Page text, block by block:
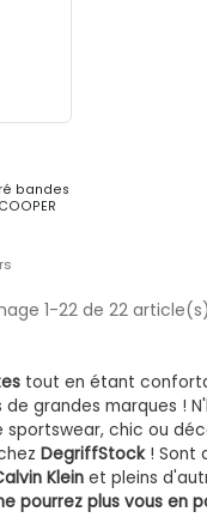
bandes
1-22 de 22 article(s)
tout en étant
grandes marques !
sportswear, chic ou
DegriffStock! Sont
Klein et pleins
pourrez plus vous en